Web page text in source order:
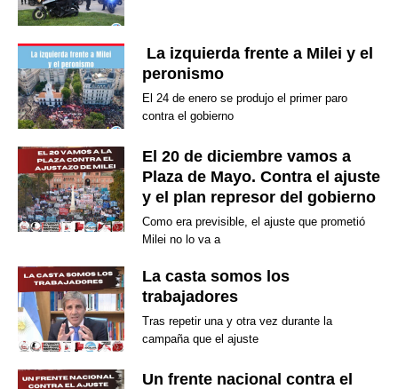
La izquierda frente a Milei y el
peronismo
El 24 de enero se produjo el primer paro
contra el gobierno
El 20 de diciembre vamos a
Plaza de Mayo. Contra el ajuste
y el plan represor del gobierno
Como era previsible, el ajuste que prometió
Milei no lo va a
La casta somos los
trabajadores
Tras repetir una y otra vez durante la
campaña que el ajuste
Un frente nacional contra el